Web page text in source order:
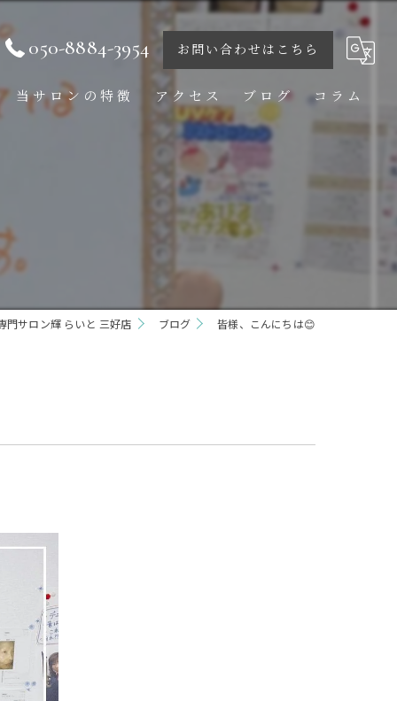
050-8884-3954 お問い合わせはこちら
当サロンの特徴
ブライダル
アクセス ブログ コラム
門サロン輝 らいと 三好店 ブログ 皆様、こんにちは😊